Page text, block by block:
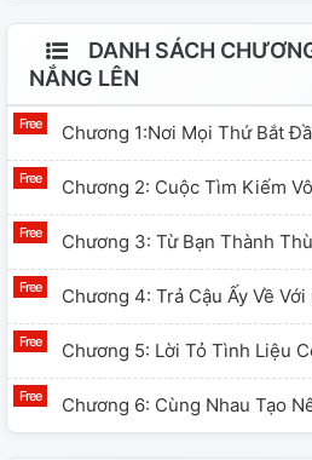
DANH SÁCH
NẮNG LÊN
Chương 1:Nơi Mọi Thứ Bắt
Chương 2: Cuộc Tìm Kiếm
Chương 3: Từ Bạn Thành Thù
Chương 4: Trả Cậu Ấy Về
Chương 5: Lời Tỏ Tình Liệu
Chương 6: Cùng Nhau Tạo